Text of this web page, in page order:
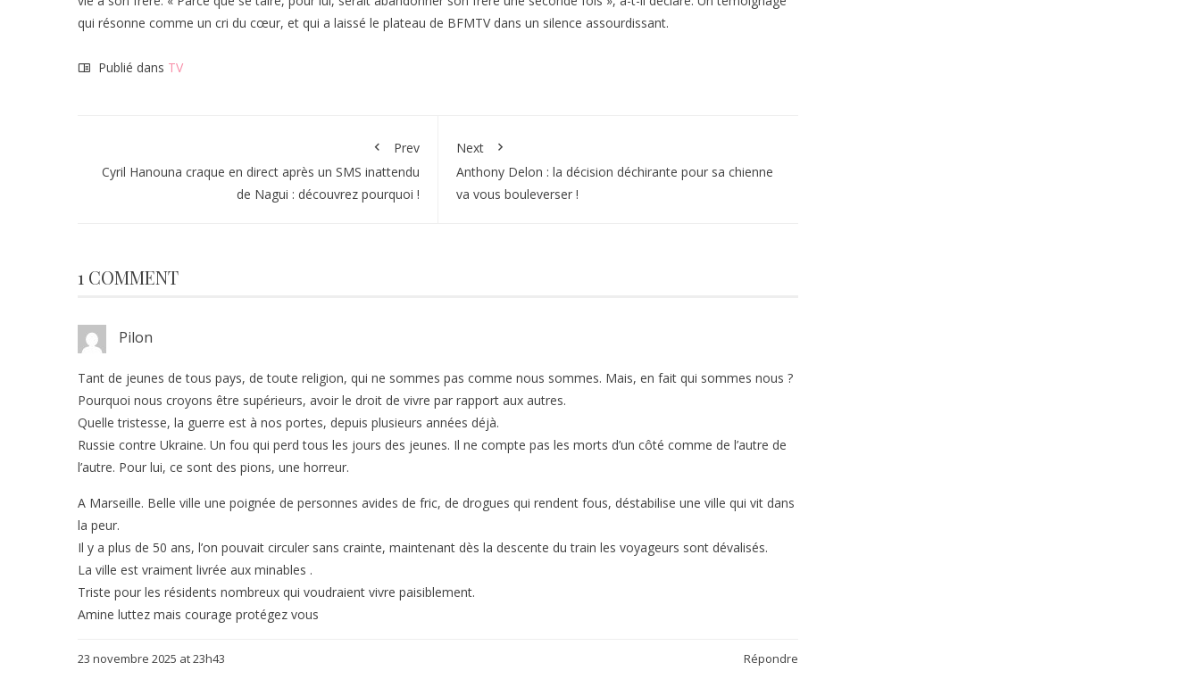
qui résonne comme un cri du cœur, et qui a laissé le plateau de BFMTV dans un silence assourdissant.
Publié dans TV
Prev
Cyril Hanouna craque en direct après un SMS inattendu
de Nagui : découvrez pourquoi !
Next
Anthony Delon : la décision déchirante pour sa chienne
va vous bouleverser !
1 COMMENT
Pilon
Tant de jeunes de tous pays, de toute religion, qui ne sommes pas comme nous sommes. Mais, en fait qui sommes nous ?
Pourquoi nous croyons être supérieurs, avoir le droit de vivre par rapport aux autres.
Quelle tristesse, la guerre est à nos portes, depuis plusieurs années déjà.
Russie contre Ukraine. Un fou qui perd tous les jours des jeunes. Il ne compte pas les morts d’un côté comme de l’autre de
l’autre. Pour lui, ce sont des pions, une horreur.
A Marseille. Belle ville une poignée de personnes avides de fric, de drogues qui rendent fous, déstabilise une ville qui vit dans
la peur.
Il y a plus de 50 ans, l’on pouvait circuler sans crainte, maintenant dès la descente du train les voyageurs sont dévalisés.
La ville est vraiment livrée aux minables .
Triste pour les résidents nombreux qui voudraient vivre paisiblement.
Amine luttez mais courage protégez vous
23 novembre 2025 at 23h43 Répondre